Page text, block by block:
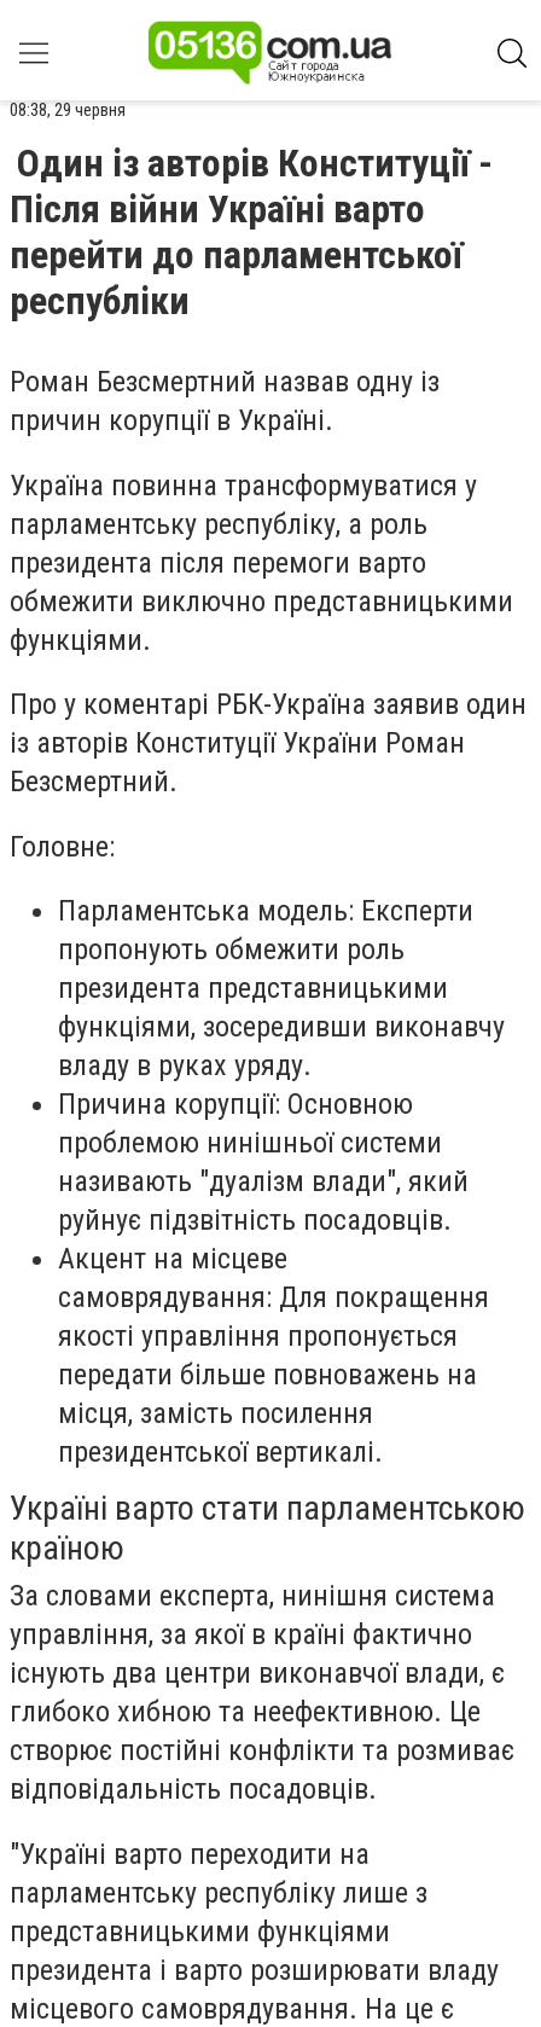
08:38, 29 червня
Один із авторів Конституції -
Після війни Україні варто
перейти до парламентської
республіки
Роман Безсмертний назвав одну із
причин корупції в Україні.
Україна повинна трансформуватися у
парламентську республіку, а роль
президента після перемоги варто
обмежити виключно представницькими
функціями.
Про у коментарі РБК-Україна заявив один
із авторів Конституції України Роман
Безсмертний.
Головне:
Парламентська модель: Експерти
пропонують обмежити роль
президента представницькими
функціями, зосередивши виконавчу
владу в руках уряду.
Причина корупції: Основною
проблемою нинішньої системи
називають "дуалізм влади", який
руйнує підзвітність посадовців.
Акцент на місцеве
самоврядування: Для покращення
якості управління пропонується
передати більше повноважень на
місця, замість посилення
президентської вертикалі.
Україні варто стати парламентською
країною
За словами експерта, нинішня система
управління, за якої в країні фактично
існують два центри виконавчої влади, є
глибоко хибною та неефективною. Це
створює постійні конфлікти та розмиває
відповідальність посадовців.
"Україні варто переходити на
парламентську республіку лише з
представницькими функціями
президента і варто розширювати владу
місцевого самоврядування. На це є